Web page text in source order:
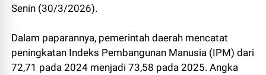
Senin (30/3/2026).
Dalam paparannya, pemerintah daerah mencatat
peningkatan Indeks Pembangunan Manusia (IPM) dari
72,71 pada 2024 menjadi 73,58 pada 2025. Angka